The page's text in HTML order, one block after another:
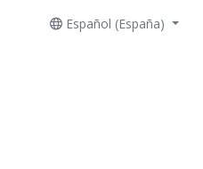
Español (España)